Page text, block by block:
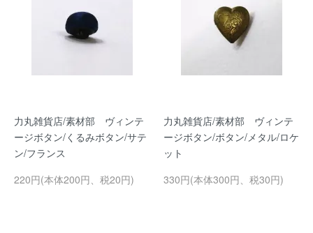
力丸雑貨店/素材部 ヴィンテ
ージボタン/くるみボタン/サテ
ン/フランス
220円(本体200円、税20円)
力丸雑貨店/素材部 ヴィンテ
ージボタン/ボタン/メタル/ロケ
ット
330円(本体300円、税30円)